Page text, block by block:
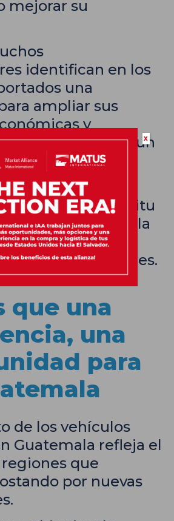
mejorar su
identifican en los
una
ampliar sus
y
necesidades de un
refleja el espíritu
que caracteriza a la
para
oportunidades.
que una
una
para
de los vehículos
Guatemala refleja el
que
por nuevas
x